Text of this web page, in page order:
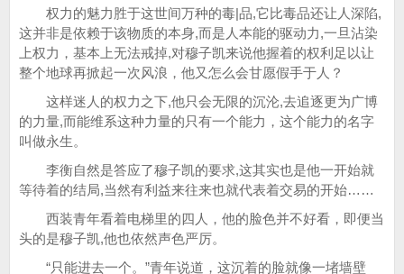
权力的魅力胜于这世间万种的毒|品,它比毒品还让人深陷,
这并非是依赖于该物质的本身,而是人本能的驱动力,一旦沾染
上权力，基本上无法戒掉,对穆子凯来说他握着的权利足以让
整个地球再掀起一次风浪，他又怎么会甘愿假手于人？
这样迷人的权力之下,他只会无限的沉沦,去追逐更为广博
的力量,而能维系这种力量的只有一个能力，这个能力的名字
叫做永生。
李衡自然是答应了穆子凯的要求,这其实也是他一开始就
等待着的结局,当然有利益来往来也就代表着交易的开始……
西装青年看着电梯里的四人，他的脸色并不好看，即便当
头的是穆子凯,他也依然声色严厉。
“只能进去一个。”青年说道，这沉着的脸就像一堵墙壁